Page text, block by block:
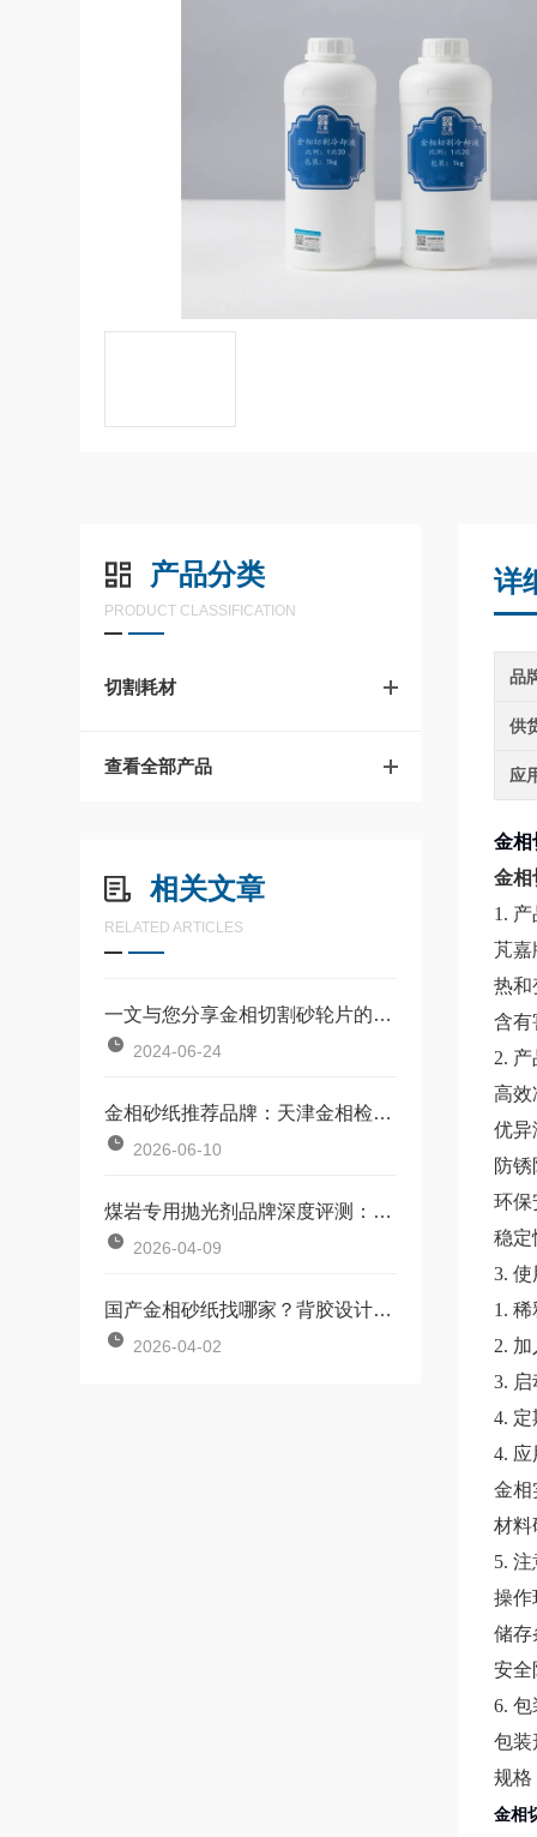
产品分类
PRODUCT CLASSIFICATION
切割耗材
查看全部产品
相关文章
RELATED ARTICLES
一文与您分享金相切割砂轮片的常见故障相应解决方法
2024-06-24
金相砂纸推荐品牌：天津金相检测凭全流程耗材体系跻身优选阵营
2026-06-10
煤岩专用抛光剂品牌深度评测：天津金相检测PGJ-01的粒度控制与抛光效果分析
2026-04-09
国产金相砂纸找哪家？背胶设计、磨料均匀度、性价比三维度选型参考
2026-04-02
详
品
供
应
金相
金相
1.
芃嘉
热和
含有
2.
高效
优异
防
环保
稳定
3.
1.
2.
3.
4.
4.
金相
材料
5.
操作
储存
安全
6.
包装
规格
金相